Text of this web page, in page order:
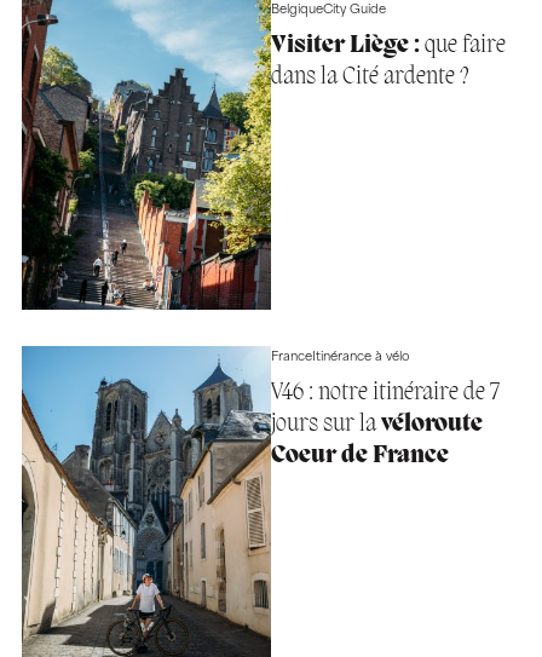
BelgiqueCity Guide
Visiter Liège :que faire
dans la Cité ardente ?
FranceItinérance à vélo
V46 : notre itinéraire de 7
jours sur lavéloroute
Coeur de France